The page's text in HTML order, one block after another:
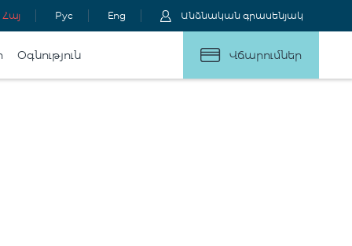
Հայ Рус Eng Անձնական գրասենյակ
Օգնություն Վճարումներ